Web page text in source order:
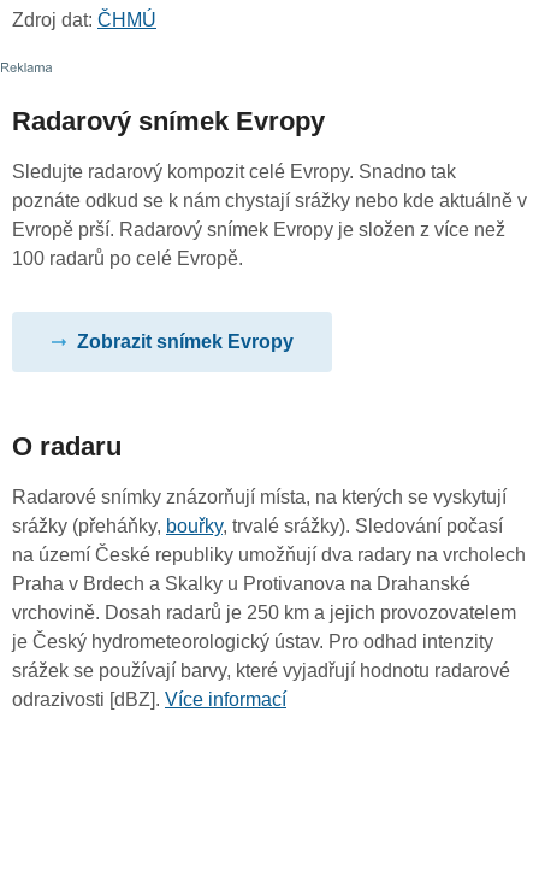
Zdroj dat: ČHMÚ
Radarový snímek Evropy
Sledujte radarový kompozit celé Evropy. Snadno tak
poznáte odkud se k nám chystají srážky nebo kde aktuálně v
Evropě prší. Radarový snímek Evropy je složen z více než
100 radarů po celé Evropě.
Zobrazit snímek Evropy
O radaru
Radarové snímky znázorňují místa, na kterých se vyskytují
srážky (přeháňky, bouřky, trvalé srážky). Sledování počasí
na území České republiky umožňují dva radary na vrcholech
Praha v Brdech a Skalky u Protivanova na Drahanské
vrchovině. Dosah radarů je 250 km a jejich provozovatelem
je Český hydrometeorologický ústav. Pro odhad intenzity
srážek se používají barvy, které vyjadřují hodnotu radarové
odrazivosti [dBZ]. Více informací